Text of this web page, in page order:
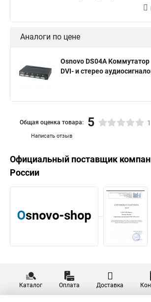
Аналоги по цене
Osnovo DS04A Коммутатор
DVI- и стерео
Написать отзыв
Общая оценка товара: 5 1
Официальный поставщик
России
Каталог Оплата Доставка